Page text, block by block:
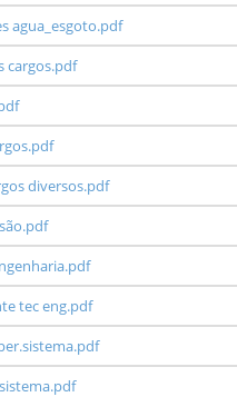
agua_esgoto.pdf
cargos.pdf
diversos.pdf
tec eng.pdf